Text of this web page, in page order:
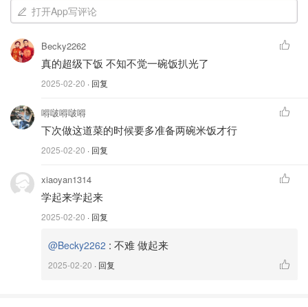
4. 加入蒜末，继续翻炒，接着倒入米酒，米酒可以增香去
腥。
5. 倒入香菇丁，红葱油酥，加入生抽，老抽上色，蚝油，五
香粉，白胡椒粉，倒入1000ml 水，最后放入白煮蛋， 大火
烧开之后转小火炖45-60分钟。
6. 时间到，开大火收汁，不要收的太干， 要留一点汁来浇
炖了一个小时，软烂入味 肥而不腻 入口即化
搭配卤蛋🥚青菜🥬 每一口都是极致享受 欲罢不能
唯一的缺点就是太费米饭了🍚
打开App写评论
Becky2262
真的超级下饭 不知不觉一碗饭扒光了
2025-02-20 · 回复
嘚啵嘚啵嘚
下次做这道菜的时候要多准备两碗米饭才行
2025-02-20 · 回复
xiaoyan1314
学起来学起来
2025-02-20 · 回复
@Becky2262 : 不难 做起来
2025-02-20 · 回复